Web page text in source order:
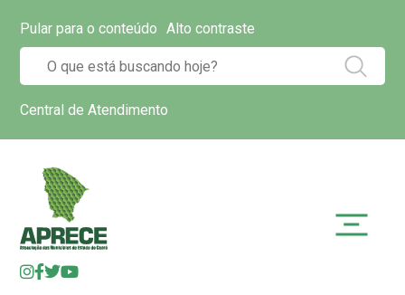
Pular para o conteúdo Alto contraste
Central de Atendimento